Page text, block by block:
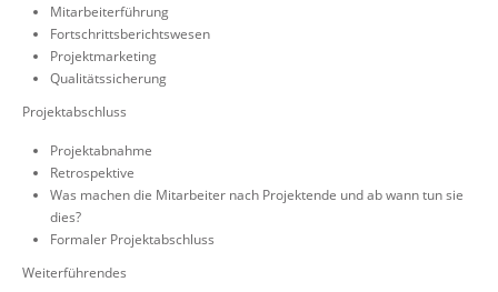
Mitarbeiterführung
Fortschrittsberichtswesen
Projektmarketing
Qualitätssicherung
Projektabschluss
Projektabnahme
Retrospektive
Was machen die Mitarbeiter nach Projektende und ab wann tun sie
dies?
Formaler Projektabschluss
Weiterführendes